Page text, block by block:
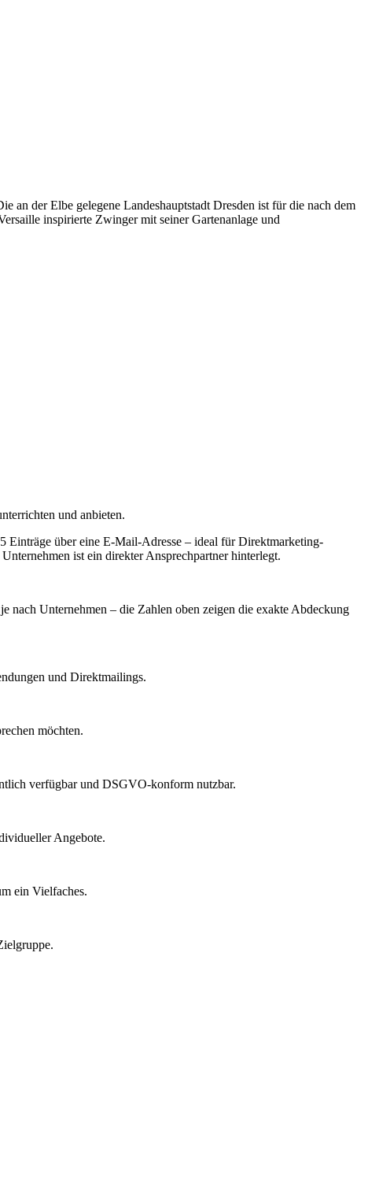
an der Elbe gelegene Landeshauptstadt Dresden ist für die nach dem
inspirierte Zwinger mit seiner Gartenanlage und
und anbieten.
Einträge über eine E-Mail-Adresse – ideal für Direktmarketing-
ist ein direkter Ansprechpartner hinterlegt.
nach Unternehmen – die Zahlen oben zeigen die exakte Abdeckung
und Direktmailings.
möchten.
verfügbar und DSGVO-konform nutzbar.
Angebote.
ein Vielfaches.